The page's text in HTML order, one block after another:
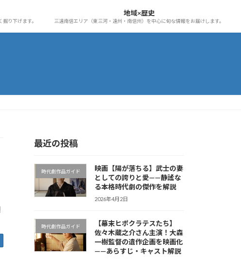
り下げます。
地域×歴史
三遠南信エリア（東三河・遠州・南信州）を中心に旬な情報をお届けします。
最近の投稿
時代劇作品ガイド
映画【陽が落ちる】武士の妻
としての誇りと愛——静謐な
る本格時代劇の傑作を解説
2026年4月2日
時代劇作品ガイド
【幕末ヒポクラテスたち】
佐々木蔵之介さん主演！大森
一樹監督の遺作企画を映画化
——あらすじ・キャスト解説